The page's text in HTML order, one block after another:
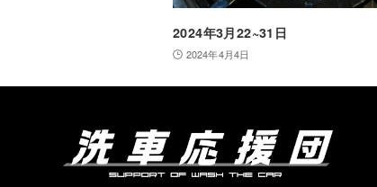
2024年3月22~31日
2024年4月4日